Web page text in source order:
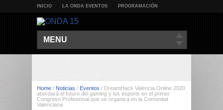
INICIO LA ONDA EVENTOS PROGRAMACIÓN
MENU
Home / Noticias / Eventos / DreamHack Valencia Online 2020
abordará el futuro del gaming y los esports en el primer
Congreso Profesional que se organiza en la Comunitat
Valenciana